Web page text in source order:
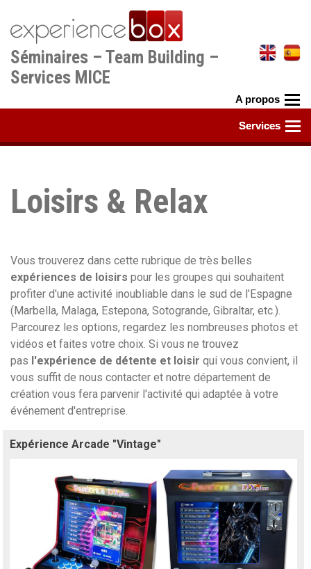
contenu
principal
Séminaires – Team Building –
Services MICE
Loisirs & Relax
Vous trouverez dans cette rubrique de très belles
expériences de loisirs pour les groupes qui souhaitent
profiter d'une activité inoubliable dans le sud de l'Espagne
(Marbella, Malaga, Estepona, Sotogrande, Gibraltar, etc.).
Parcourez les options, regardez les nombreuses photos et
vidéos et faites votre choix. Si vous ne trouvez
pas l'expérience de détente et loisir qui vous convient, il
vous suffit de nous contacter et notre département de
création vous fera parvenir l'activité qui adaptée à votre
événement d'entreprise.
Expérience Arcade "Vintage"